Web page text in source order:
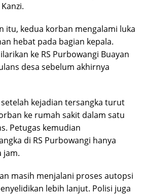
itu, kedua korban mengalami luka
hebat pada bagian kepala.
ke RS Purbowangi Buayan
desa sebelum akhirnya
kejadian tersangka turut
ke rumah sakit dalam satu
Petugas kemudian
di RS Purbowangi hanya
jam.
masih menjalani proses autopsi
lebih lanjut. Polisi juga